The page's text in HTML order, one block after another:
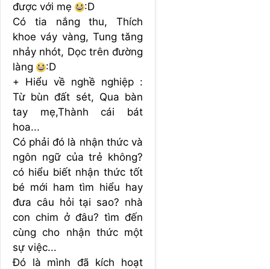
được với mẹ
:D
Có tia nắng thu, Thích
khoe váy vàng, Tung tăng
nhảy nhót, Dọc trên đường
làng
:D
+ Hiểu về nghề nghiệp :
Từ bùn đất sét, Qua bàn
tay mẹ,Thành cái bát
hoa...
Có phải đó là nhận thức và
ngôn ngữ của trẻ không?
có hiểu biết nhận thức tốt
bé mới ham tìm hiểu hay
đưa câu hỏi tại sao? nhà
con chim ở đâu? tìm đến
cùng cho nhận thức một
sự việc...
Đó là mình đã kích hoạt